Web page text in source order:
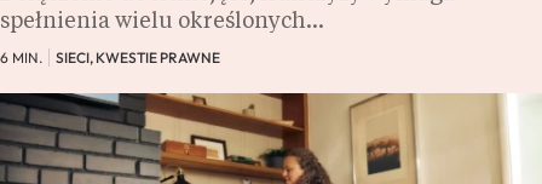
spełnienia wielu określonych…
6 MIN. SIECI, KWESTIE PRAWNE